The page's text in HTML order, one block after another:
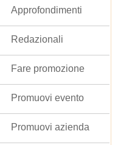
Approfondimenti
Redazionali
Fare promozione
Promuovi evento
Promuovi azienda